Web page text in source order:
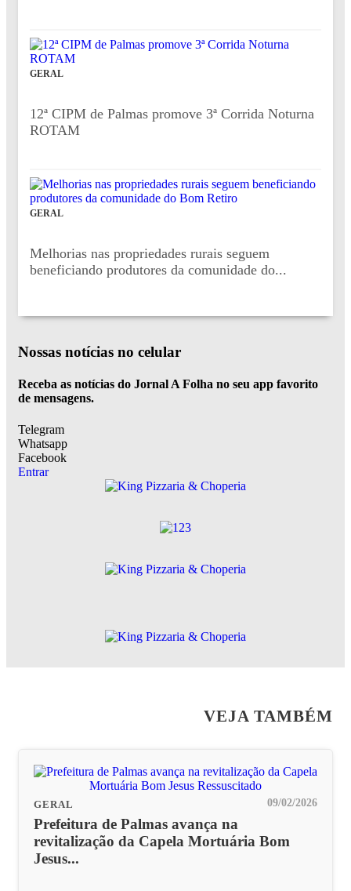
GERAL
12ª CIPM de Palmas promove 3ª Corrida Noturna
ROTAM
GERAL
Melhorias nas propriedades rurais seguem
beneficiando produtores da comunidade do...
Nossas notícias no celular
Receba as notícias do Jornal A Folha no seu app favorito
de mensagens.
Telegram
Whatsapp
Facebook
Entrar
VEJA TAMBÉM
GERAL 09/02/2026
Prefeitura de Palmas avança na
revitalização da Capela Mortuária Bom
Jesus...